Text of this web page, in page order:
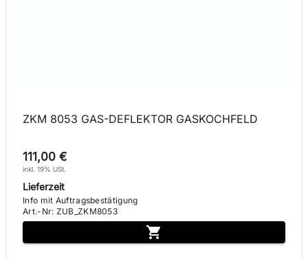
ZKM 8053 GAS-DEFLEKTOR GASKOCHFELD
111,00 €
inkl. 19% USt.
Lieferzeit
Info mit Auftragsbestätigung
Art.-Nr: ZUB_ZKM8053